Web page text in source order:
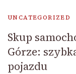
UNCATEGORIZED
Skup
Górze:
pojazdu